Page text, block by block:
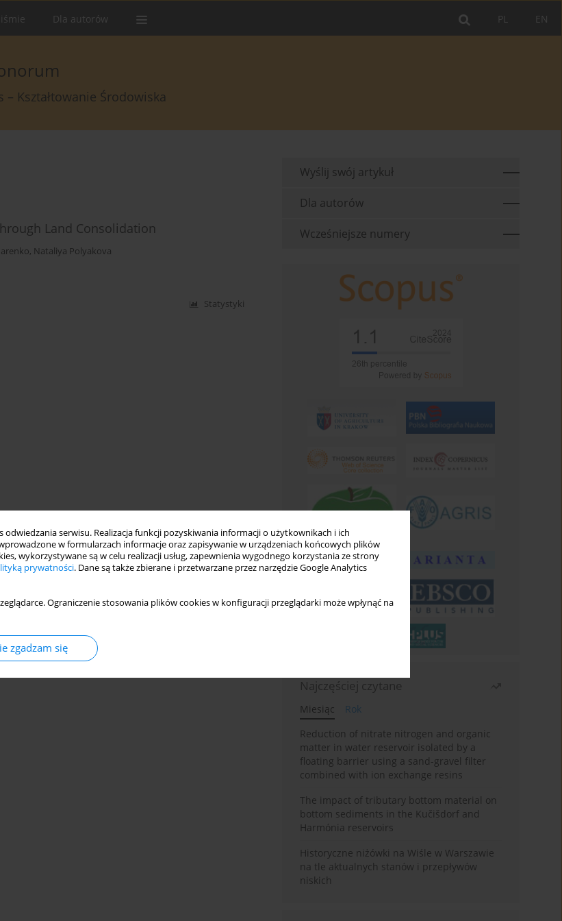
serwisu. Realizacja funkcji pozyskiwania informacji o użytkownikach i ich
w formularzach informacje oraz zapisywanie w urządzeniach końcowych plików
wykorzystywane są w celu realizacji usług, zapewnienia wygodnego korzystania ze strony
prywatności. Dane są także zbierane i przetwarzane przez narzędzie Google Analytics
Ograniczenie stosowania plików cookies w konfiguracji przeglądarki może wpłynąć na
zgadzam się
EN
PL
Dla autorów
Kształtowanie Środowiska
Land Consolidation
, Nataliya Polyakova
Statystyki
Wyślij swój artykuł
Dla autorów
Wcześniejsze numery
Najczęściej czytane
Miesiąc
Rok
Reduction of nitrate nitrogen and organic
matter in water reservoir isolated by a
floating barrier using a sand-gravel filter
combined with ion exchange resins
The impact of tributary bottom material on
bottom sediments in the Kučišdorf and
Harmónia reservoirs
Historyczne niżówki na Wiśle w Warszawie
na tle aktualnych stanów i przepływów
niskich